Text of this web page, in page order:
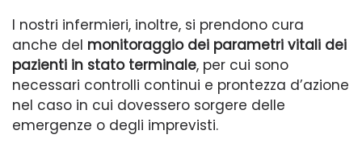
I nostri infermieri, inoltre, si prendono cura
anche del monitoraggio dei parametri vitali dei
pazienti in stato terminale, per cui sono
necessari controlli continui e prontezza d’azione
nel caso in cui dovessero sorgere delle
emergenze o degli imprevisti.